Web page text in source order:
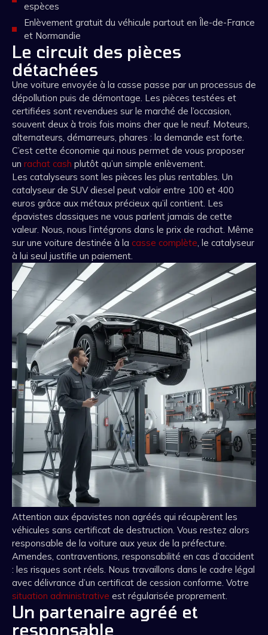
espèces
Enlèvement gratuit du véhicule partout en Île-de-France
et Normandie
Le circuit des pièces
détachées
Une voiture envoyée à la casse passe par un processus de
dépollution puis de démontage. Les pièces testées et
certifiées sont revendues sur le marché de l’occasion,
souvent deux à trois fois moins cher que le neuf. Moteurs,
alternateurs, démarreurs, phares : la demande est forte.
C’est cette économie qui nous permet de vous proposer
un rachat cash plutôt qu’un simple enlèvement.
Les catalyseurs sont les pièces les plus rentables. Un
catalyseur de SUV diesel peut valoir entre 100 et 400
euros grâce aux métaux précieux qu’il contient. Les
épavistes classiques ne vous parlent jamais de cette
valeur. Nous, nous l’intégrons dans le prix de rachat. Même
sur une voiture destinée à la casse complète, le catalyseur
à lui seul justifie un paiement.
Attention aux épavistes non agréés qui récupèrent les
véhicules sans certificat de destruction. Vous restez alors
responsable de la voiture aux yeux de la préfecture.
Amendes, contraventions, responsabilité en cas d’accident
: les risques sont réels. Nous travaillons dans le cadre légal
avec délivrance d’un certificat de cession conforme. Votre
situation administrative est régularisée proprement.
Un partenaire agréé et
responsable